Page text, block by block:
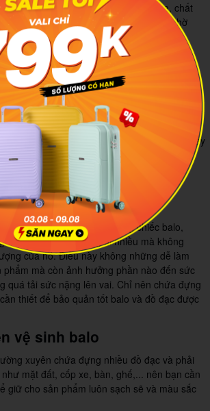
chống thấm nước rất tốt. Hơn nữa, chất
balo của bạn bền màu theo thời gian nhờ
nó.
lưng chắc chắn
hãng thiết kế quai đeo đ
ôm rất sát hai vai và chắc chắn, việc nới
vô cùng linh hoạt, quai xách được may phía
sử dụng.
Phần lưng có lưới thoát khí thoát
thoải mái khi mang balo di chuyển suốt ngày
và những điều lưu ý
rộng rãi, thoải mái của những chiếc balo,
sắp xếp đồ đạc mang đi nhiều mà không
của nó. Điều này không những dễ làm
phẩm mà còn ảnh hưởng phần nào đến sức
quá tải sức nặng lên vai. Chỉ nên chứa đựng
thiết để bảo quản tốt balo và đồ đạc được
vệ sinh balo
xuyên chứa đựng nhiều đồ đạc và phải
mặt đất, cốp xe, bàn, ghế,... nên bạn cần
giữ cho sản phẩm luôn sạch sẽ và màu sắc